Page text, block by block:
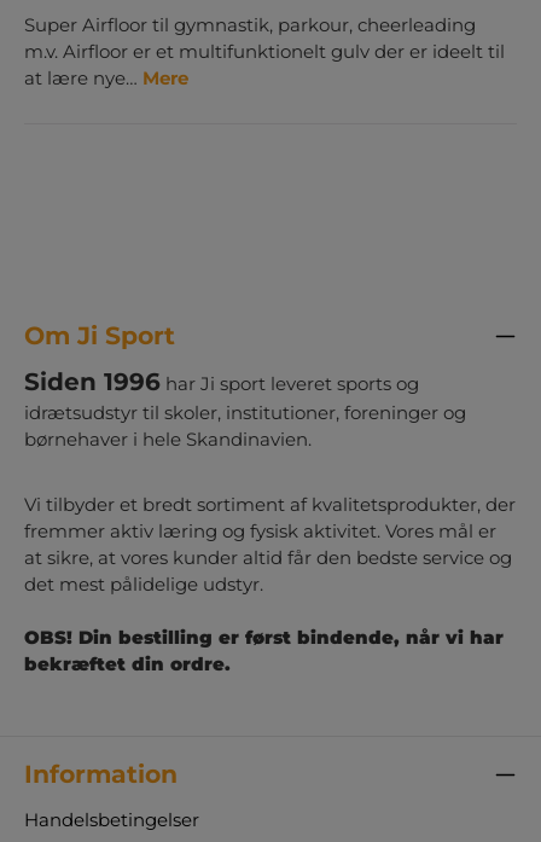
Super Airfloor til gymnastik, parkour, cheerleading
m.v. Airfloor er et multifunktionelt gulv der er ideelt til
at lære nye… Mere
Om Ji Sport
Siden 1996 har Ji sport leveret sports og
idrætsudstyr til skoler, institutioner, foreninger og
børnehaver i hele Skandinavien.
Vi tilbyder et bredt sortiment af kvalitetsprodukter, der
fremmer aktiv læring og fysisk aktivitet. Vores mål er
at sikre, at vores kunder altid får den bedste service og
det mest pålidelige udstyr.
OBS! Din bestilling er først bindende, når vi har
bekræftet din ordre.
Information
Handelsbetingelser